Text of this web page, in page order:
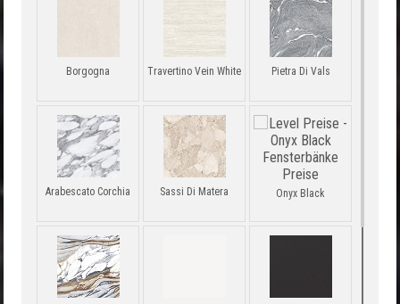
Borgogna Travertino Vein White Pietra Di Vals
Arabescato Corchia Sassi Di Matera Onyx Black